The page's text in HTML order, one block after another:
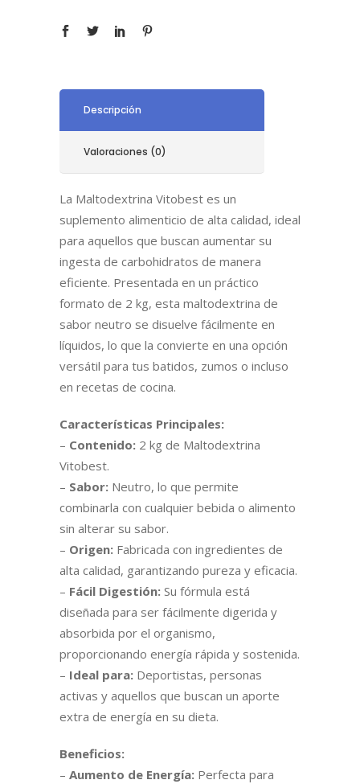
Descripción
Valoraciones (0)
La Maltodextrina Vitobest es un
suplemento alimenticio de alta calidad, ideal
para aquellos que buscan aumentar su
ingesta de carbohidratos de manera
eficiente. Presentada en un práctico
formato de 2 kg, esta maltodextrina de
sabor neutro se disuelve fácilmente en
líquidos, lo que la convierte en una opción
versátil para tus batidos, zumos o incluso
en recetas de cocina.
Características Principales:
– Contenido: 2 kg de Maltodextrina
Vitobest.
– Sabor: Neutro, lo que permite
combinarla con cualquier bebida o alimento
sin alterar su sabor.
– Origen: Fabricada con ingredientes de
alta calidad, garantizando pureza y eficacia.
– Fácil Digestión: Su fórmula está
diseñada para ser fácilmente digerida y
absorbida por el organismo,
proporcionando energía rápida y sostenida.
– Ideal para: Deportistas, personas
activas y aquellos que buscan un aporte
extra de energía en su dieta.
Beneficios:
– Aumento de Energía: Perfecta para